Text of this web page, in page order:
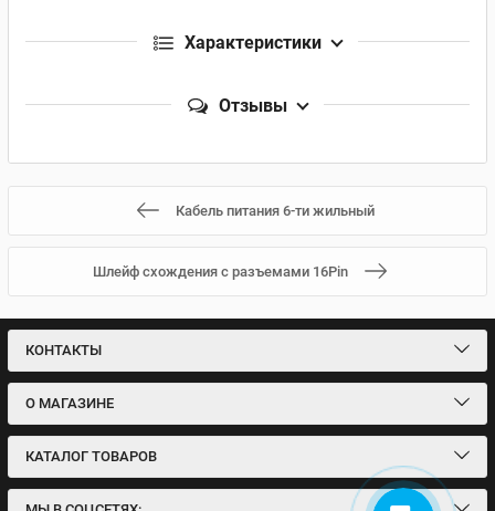
Характеристики
Отзывы
Кабель питания 6-ти жильный
Шлейф схождения с разъемами 16Pin
КОНТАКТЫ
О МАГАЗИНЕ
КАТАЛОГ ТОВАРОВ